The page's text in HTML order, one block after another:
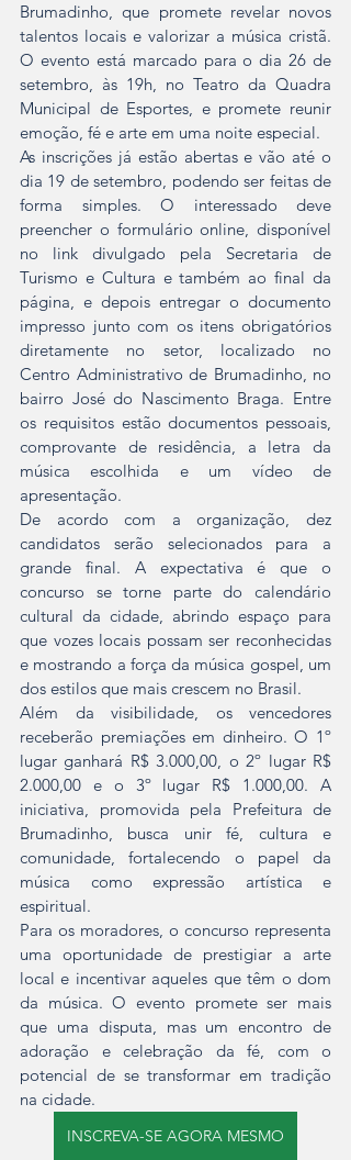
Brumadinho, que promete revelar novos
talentos locais e valorizar a música cristã.
O evento está marcado para o dia 26 de
setembro, às 19h, no Teatro da Quadra
Municipal de Esportes, e promete reunir
emoção, fé e arte em uma noite especial.
As inscrições já estão abertas e vão até o
dia 19 de setembro, podendo ser feitas de
forma simples. O interessado deve
preencher o formulário online, disponível
no link divulgado pela Secretaria de
Turismo e Cultura e também ao final da
página, e depois entregar o documento
impresso junto com os itens obrigatórios
diretamente no setor, localizado no
Centro Administrativo de Brumadinho, no
bairro José do Nascimento Braga. Entre
os requisitos estão documentos pessoais,
comprovante de residência, a letra da
música escolhida e um vídeo de
apresentação.
De acordo com a organização, dez
candidatos serão selecionados para a
grande final. A expectativa é que o
concurso se torne parte do calendário
cultural da cidade, abrindo espaço para
que vozes locais possam ser reconhecidas
e mostrando a força da música gospel, um
dos estilos que mais crescem no Brasil.
Além da visibilidade, os vencedores
receberão premiações em dinheiro. O 1º
lugar ganhará R$ 3.000,00, o 2º lugar R$
2.000,00 e o 3º lugar R$ 1.000,00. A
iniciativa, promovida pela Prefeitura de
Brumadinho, busca unir fé, cultura e
comunidade, fortalecendo o papel da
música como expressão artística e
espiritual.
Para os moradores, o concurso representa
uma oportunidade de prestigiar a arte
local e incentivar aqueles que têm o dom
da música. O evento promete ser mais
que uma disputa, mas um encontro de
adoração e celebração da fé, com o
potencial de se transformar em tradição
na cidade.
INSCREVA-SE AGORA MESMO